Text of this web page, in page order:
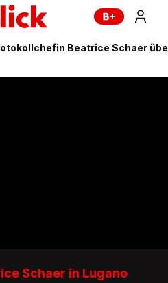
Beatrice Schaer
Schaer in Lugano